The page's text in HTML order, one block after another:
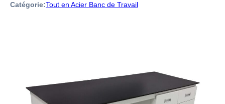
Catégorie:Tout en Acier Banc de Travail